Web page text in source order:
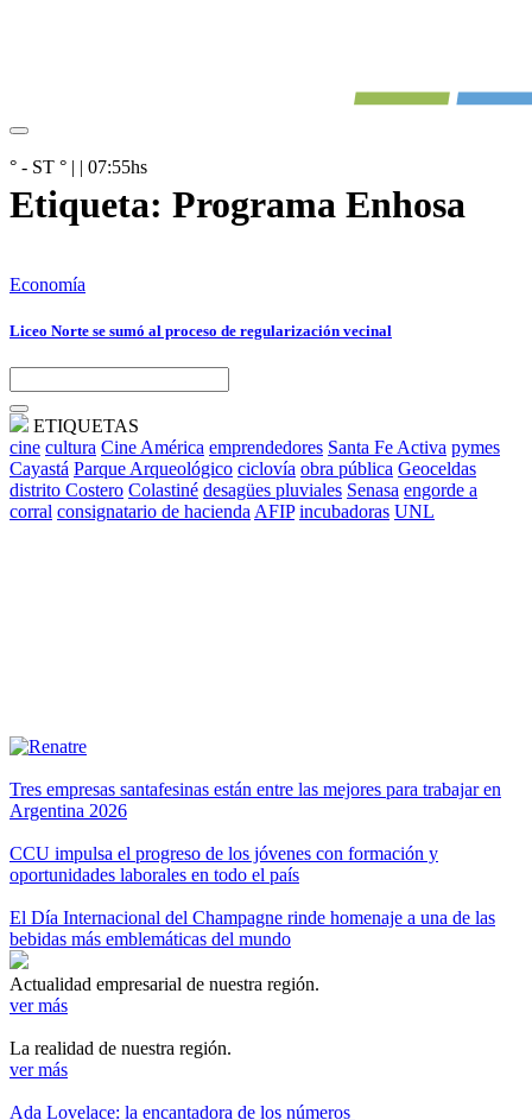
° - ST ° | | 07:55hs
Etiqueta: Programa Enhosa
Economía
Liceo Norte se sumó al proceso de regularización vecinal
ETIQUETAS
cine cultura Cine América emprendedores Santa Fe Activa pymes
Cayastá Parque Arqueológico ciclovía obra pública Geoceldas
distrito Costero Colastiné desagües pluviales Senasa engorde a
corral consignatario de hacienda AFIP incubadoras UNL
Tres empresas santafesinas están entre las mejores para trabajar en
Argentina 2026
CCU impulsa el progreso de los jóvenes con formación y
oportunidades laborales en todo el país
El Día Internacional del Champagne rinde homenaje a una de las
bebidas más emblemáticas del mundo
Actualidad empresarial de nuestra región.
ver más
La realidad de nuestra región.
ver más
Ada Lovelace: la encantadora de los números